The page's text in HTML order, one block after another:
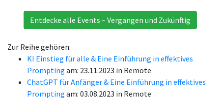
Entdecke alle Events – Vergangen und Zukünftig
Zur Reihe gehören:
KI Einstieg für alle & Eine Einführung in effektives
Prompting am: 23.11.2023 in Remote
ChatGPT für Anfänger & Eine Einführung in effektives
Prompting am: 03.08.2023 in Remote